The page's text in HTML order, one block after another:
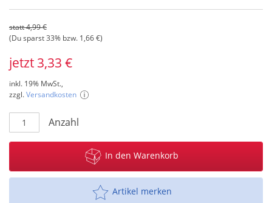
statt 4,99 €
(Du sparst 33% bzw. 1,66 €)
jetzt 3,33 €
inkl. 19% MwSt.,
zzgl.Versandkosten
Anzahl
In den Warenkorb
Artikel merken